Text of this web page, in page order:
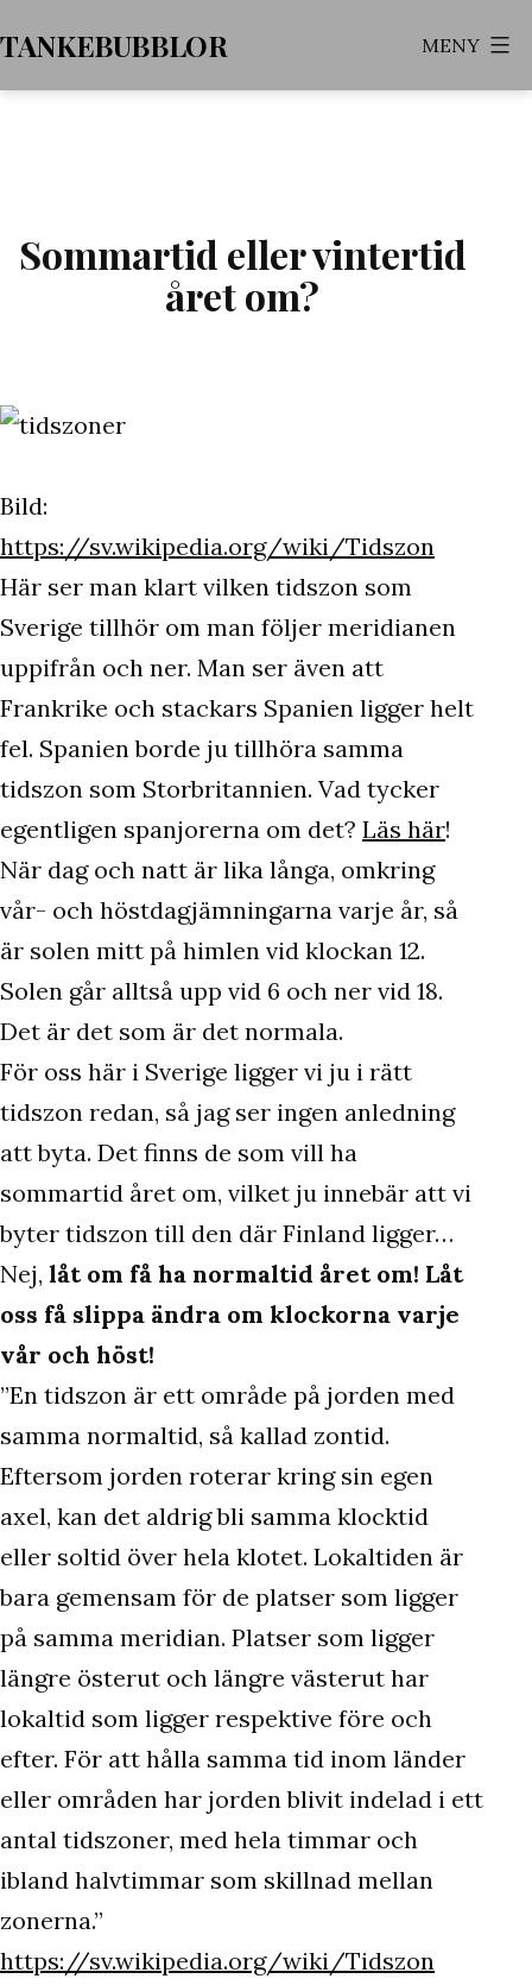
till
innehåll
TANKEBUBBLOR MENY
Sommartid eller vintertid
året om?
Bild:
https://sv.wikipedia.org/wiki/Tidszon
Här ser man klart vilken tidszon som
Sverige tillhör om man följer meridianen
uppifrån och ner. Man ser även att
Frankrike och stackars Spanien ligger helt
fel. Spanien borde ju tillhöra samma
tidszon som Storbritannien. Vad tycker
egentligen spanjorerna om det? Läs här!
När dag och natt är lika långa, omkring
vår- och höstdagjämningarna varje år, så
är solen mitt på himlen vid klockan 12.
Solen går alltså upp vid 6 och ner vid 18.
Det är det som är det normala.
För oss här i Sverige ligger vi ju i rätt
tidszon redan, så jag ser ingen anledning
att byta. Det finns de som vill ha
sommartid året om, vilket ju innebär att vi
byter tidszon till den där Finland ligger…
Nej, låt om få ha normaltid året om! Låt
oss få slippa ändra om klockorna varje
vår och höst!
”En tidszon är ett område på jorden med
samma normaltid, så kallad zontid.
Eftersom jorden roterar kring sin egen
axel, kan det aldrig bli samma klocktid
eller soltid över hela klotet. Lokaltiden är
bara gemensam för de platser som ligger
på samma meridian. Platser som ligger
längre österut och längre västerut har
lokaltid som ligger respektive före och
efter. För att hålla samma tid inom länder
eller områden har jorden blivit indelad i ett
antal tidszoner, med hela timmar och
ibland halvtimmar som skillnad mellan
zonerna.”
https://sv.wikipedia.org/wiki/Tidszon